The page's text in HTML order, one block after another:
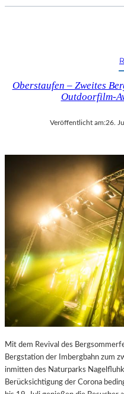
Oberstaufen – Zweites
Outdoorfilm-
Veröffentlicht am:26.
Mit dem Revival des
Bergstation der Imbergbahn zum
inmitten des Naturparks
Berücksichtigung der Corona